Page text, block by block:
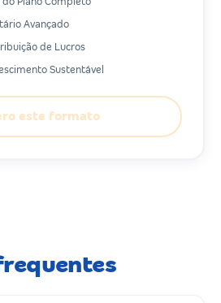
Avançado
de Lucros
Sustentável
este formato